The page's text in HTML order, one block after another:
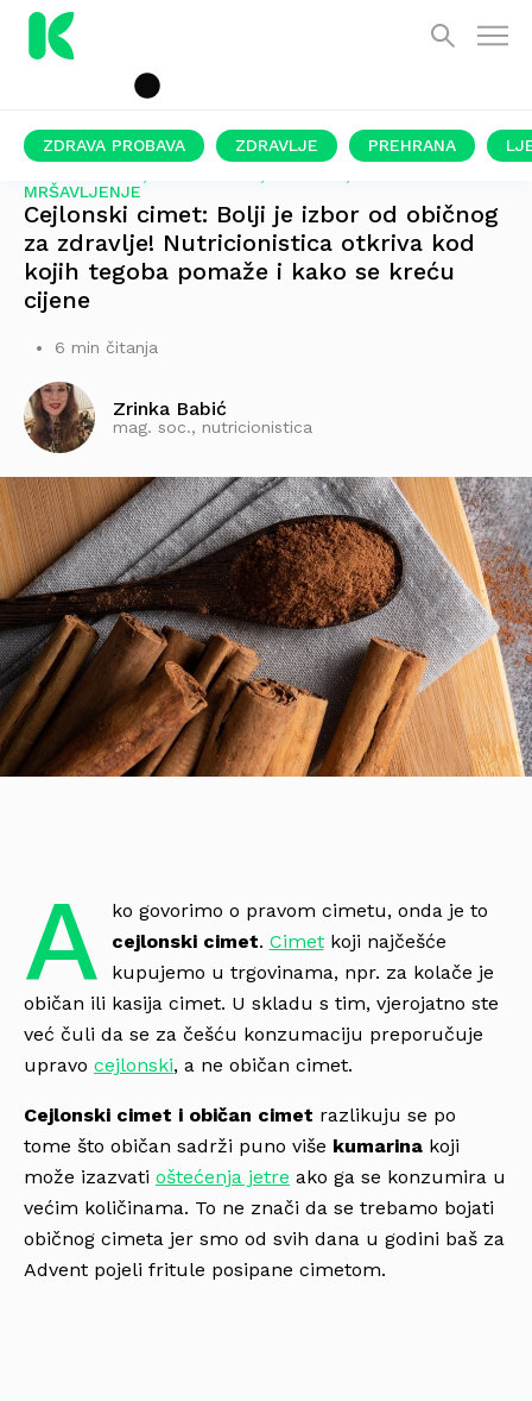
ZDRAVA PROBAVA ZDRAVLJE PREHRANA
MRŠAVLJENJE
Cejlonski cimet: Bolji je izbor od običnog
za zdravlje! Nutricionistica otkriva kod
kojih tegoba pomaže i kako se kreću
cijene
6 min čitanja
Zrinka Babić
mag. soc., nutricionistica
A
ko govorimo o pravom cimetu, onda je to
cejlonski cimet. Cimetkoji najčešće
kupujemo u trgovinama, npr. za kolače je
običan ili kasija cimet. U skladu s tim, vjerojatno ste
već čuli da se za češću konzumaciju preporučuje
upravo cejlonski, a ne običan cimet.
Cejlonski cimet i običan cimet razlikuju se po
tome što običan sadrži puno više kumarina koji
može izazvati oštećenja jetre ako ga se konzumira u
većim količinama. To ne znači da se trebamo bojati
običnog cimeta jer smo od svih dana u godini baš za
Advent pojeli fritule posipane cimetom.